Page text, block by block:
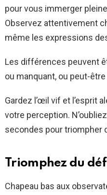
pour vous immerger
Observez attentivement
même les expressions
Les différences peuvent
ou manquant, ou peut-
Gardez l’œil vif et l’esprit
votre perception.
secondes pour triompher
Triomphez du
Chapeau bas aux